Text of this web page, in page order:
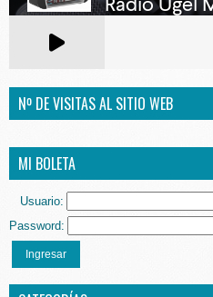
Nº DE VISITAS AL SITIO WEB
MI BOLETA
Usuario:
Password:
Ingresar